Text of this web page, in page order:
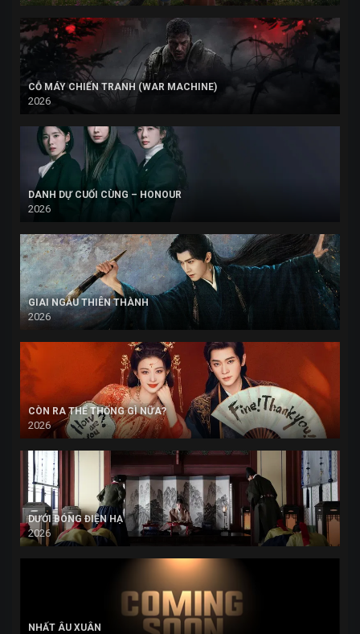
CỖ MÁY CHIẾN TRANH (WAR MACHINE)
2026
DANH DỰ CUỐI CÙNG – HONOUR
2026
GIAI NGẪU THIÊN THÀNH
2026
CÒN RA THỂ THỐNG GÌ NỮA?
2026
DƯỚI BÓNG ĐIỆN HẠ
2026
NHẤT ÂU XUÂN